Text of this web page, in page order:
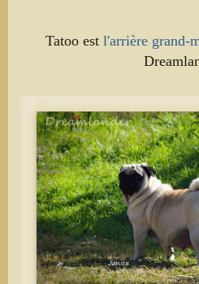
Tatoo est l'arrière grand-